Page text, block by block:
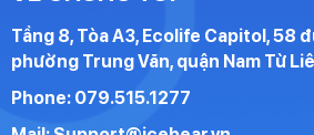
Tầng 8, Tòa A3, Ecolife Capitol, 58
phường Trung Văn, quận Nam Từ
Phone: 079.515.1277